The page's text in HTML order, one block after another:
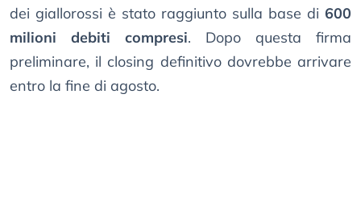
dei giallorossi è stato raggiunto sulla base di 600
milioni debiti compresi. Dopo questa firma
preliminare, il closing definitivo dovrebbe arrivare
entro la fine di agosto.